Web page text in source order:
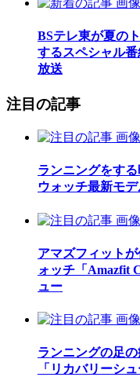
BSテレ東が夏の
するスペシャル
放送
注目の記事
ランニングをす
ウォッチ最新モ
アマズフィット
ォッチ「Amazfit
ュー
ランニングの足
「リカバリーシュ